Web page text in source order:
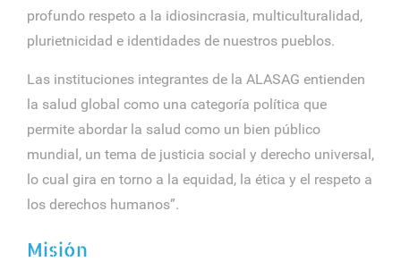
profundo respeto a la idiosincrasia, multiculturalidad,
plurietnicidad e identidades de nuestros pueblos.
Las instituciones integrantes de la ALASAG entienden
la salud global como una categoría política que
permite abordar la salud como un bien público
mundial, un tema de justicia social y derecho universal,
lo cual gira en torno a la equidad, la ética y el respeto a
los derechos humanos”.
Misión